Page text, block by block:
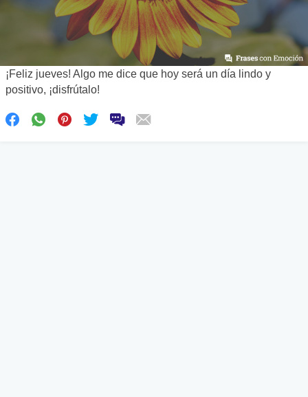
¡Feliz jueves! Algo me dice que hoy será un día lindo y
positivo, ¡disfrútalo!